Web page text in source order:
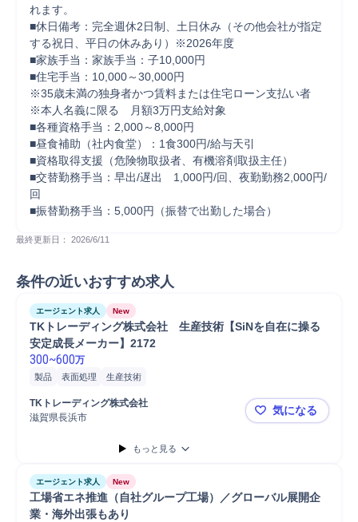
れます。
■休日備考：完全週休2日制、土日休み（その他会社が指定
する祝日、平日の休みあり）※2026年度
■家族手当：家族手当：子10,000円
■住宅手当：10,000～30,000円
※35歳未満の独身者かつ賃料または住宅ローン支払い者
※本人名義に限る　月額3万円支給対象
■各種資格手当：2,000～8,000円
■昼食補助（社内食堂）：1食300円/給与天引
■資格取得支援（危険物取扱者、有機溶剤取扱主任）
■交替勤務手当：早出/遅出　1,000円/回、夜勤勤務2,000円/
回
■振替勤務手当：5,000円（振替で出勤した場合）
最終更新日： 2026/6/11
条件の近いおすすめ求人
エージェント求人 New
TKトレーディング株式会社　生産技術【SiNを自在に操る
安定成長メーカー】2172
300~600万
製品 表面処理 生産技術
TKトレーディング株式会社
滋賀県長浜市
TKトレー
気になる
もっと見る
エージェント求人 New
工場省エネ推進（自社グループ工場）／グローバル展開企
業・海外出張もあり